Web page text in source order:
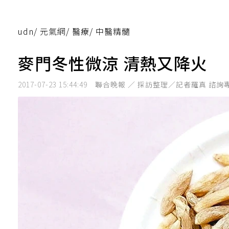
udn/ 元氣網/ 醫療/ 中醫精髓
麥門冬性微涼 清熱又降火
2017-07-23 15:44:49 聯合晚報 ／ 採訪整理／記者羅真 諮